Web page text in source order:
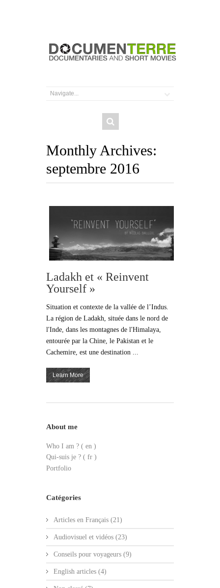
Monthly Archives:
septembre 2016
Ladakh et « Reinvent
Yourself »
Situation et contexte de la vallée de l’Indus.
La région de Ladakh, située dans le nord de
l'Inde, dans les montagnes de l'Himalaya,
entourée par la Chine, le Pakistan et le
Cachemire, est une destination ...
Learn More
About me
Who I am ? ( en )
Qui-suis je ? ( fr )
Portfolio
Catégories
Articles en Français (21)
Audiovisuel et vidéos (23)
Conseils pour voyageurs (9)
English articles (4)